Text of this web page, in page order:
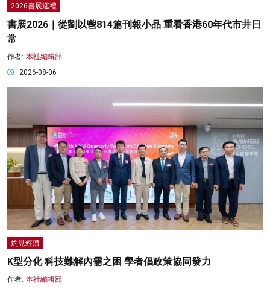
2026書展巡禮
書展2026｜從劉以鬯814篇刊報小品 重看香港60年代市井日
常
作者: 本社編輯部
2026-08-06
灼見經濟
K型分化 科技難解內需之困 學者倡政策協同發力
作者: 本社編輯部